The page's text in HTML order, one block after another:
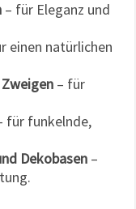
– für Eleganz und
einen natürlichen
– für
für funkelnde,
Dekobasen –